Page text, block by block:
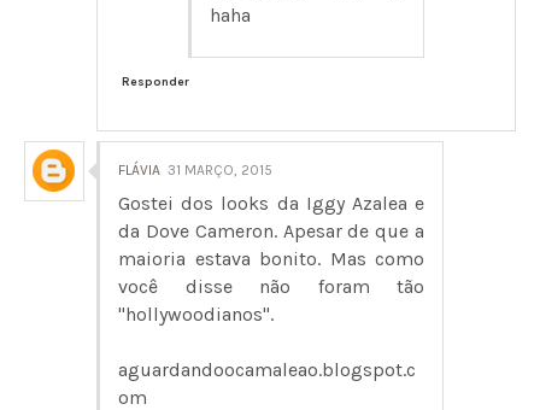
haha
Responder
FLÁVIA 31 MARÇO, 2015
Gostei dos looks da Iggy Azalea e
da Dove Cameron. Apesar de que a
maioria estava bonito. Mas como
você disse não foram tão
"hollywoodianos".
aguardandoocamaleao.blogspot.c
om